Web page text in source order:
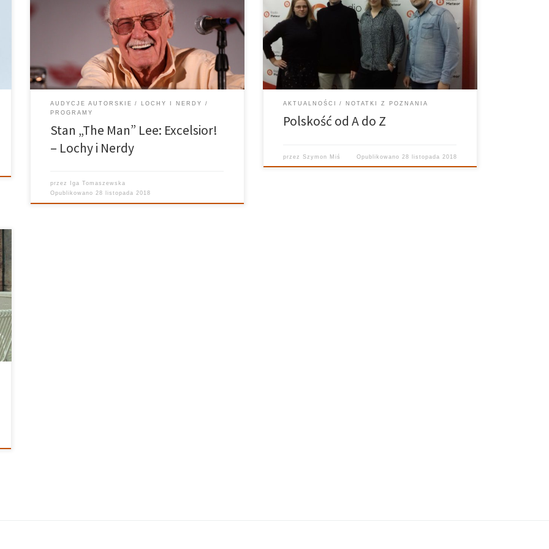
Tomaszewska Gość: Mateusz Cholewa 12 listopada
2018 r. zmarł Stan „The Man” Lee, niezwykły człowiek
głęboko związanym z komiksowym światem. By
uczcić pamięć o nim, powstała audycja, której
możecie posłuchać poniżej, a także ten […]
AUDYCJE AUTORSKIE
LOCHY I NERDY
PROGRAMY
Stan „The Man” Lee: Excelsior!
– Lochy i Nerdy
przez
Iga Tomaszewska
Opublikowano28 listopada 2018
Wydziale Historycznym UAM. Konferencja naukowa
„Polskość jedna czy trzy? Echa zaborów u progu
odzyskania niepodległości oraz współcześnie” to
wydarzenie, które patrzy na to, czy przez pryzmat
[…]
AKTUALNOŚCI NOTATKI Z POZNANIA
Polskość od A do Z
przezSzymon Miś Opublikowano 28 listopada 2018